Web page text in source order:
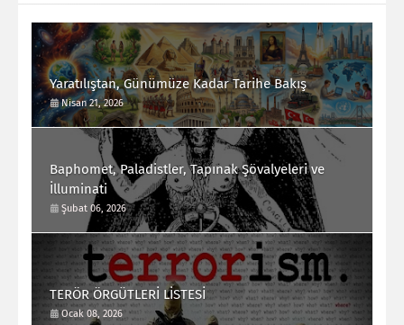
Yaratılıştan, Günümüze Kadar Tarihe Bakış
Nisan 21, 2026
Baphomet, Paladistler, Tapınak Şövalyeleri ve
İlluminati
Şubat 06, 2026
TERÖR ÖRGÜTLERİ LİSTESİ
Ocak 08, 2026